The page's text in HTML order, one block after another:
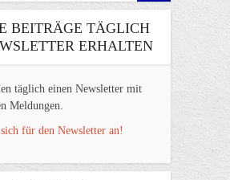
BEITRÄGE TÄGLICH
ERHALTEN
täglich einen Newsletter mit
Meldungen.
für den Newsletter an!